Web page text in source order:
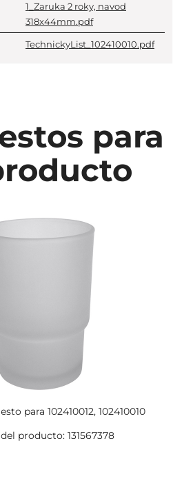
1_Zaruka 2 roky, navod
318x44mm.pdf
TechnickyList_102410010.pdf
para
para 102410012, 102410010
producto: 131567378